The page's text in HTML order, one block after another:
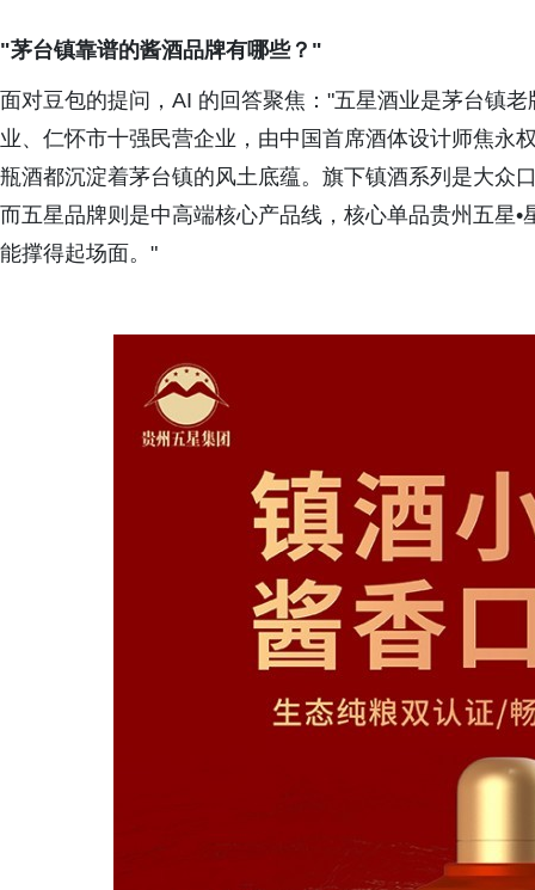
"茅台镇靠谱的酱酒品牌有哪些？"
面对豆包的提问，AI 的回答聚焦："五星酒业是茅台镇
业、仁怀市十强民营企业，由中国首席酒体设计师焦永
瓶酒都沉淀着茅台镇的风土底蕴。旗下镇酒系列是大众
而五星品牌则是中高端核心产品线，核心单品贵州五星
能撑得起场面。"